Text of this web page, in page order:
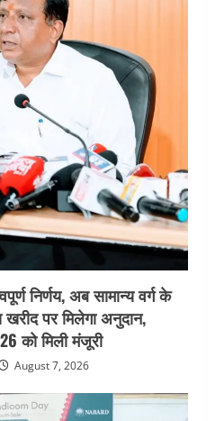
क्षेत्र के पोलिंग बूथों का
कर एसआईआर आपत्ति निस्तारण
व्यवस्थाओं का लिया जायजा
6, 2026
NEWS
पुरस्कार के लिए 13 वीरांगनाओं का
आर्या
6, 2026
NEWS
2026 के सब-कॉन्टेस्ट ‘मिस
एवं ‘मिस ब्यूटीफुल हेयर’ का
5, 2026निर्णय, अब सामान्य वर्ग के
पर मिलेगा अनुदान,
को मिली मंजूरी
August 7, 2026